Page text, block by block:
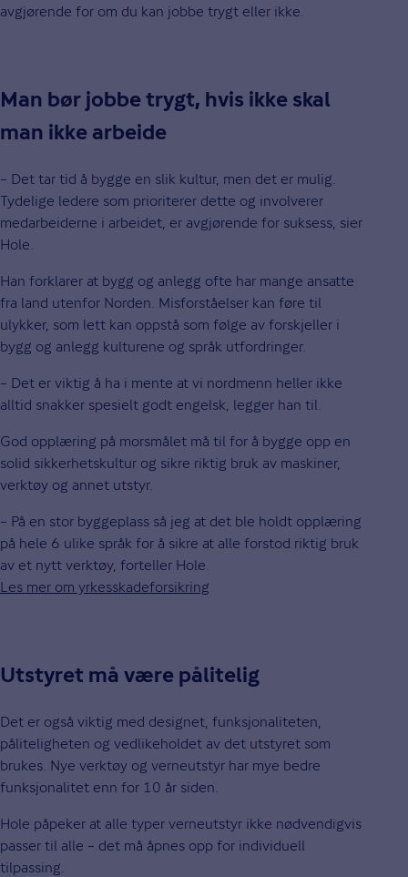
avgjørende for om du kan jobbe trygt eller ikke.
Man bør jobbe trygt, hvis ikke skal
man ikke arbeide
– Det tar tid å bygge en slik kultur, men det er mulig.
Tydelige ledere som prioriterer dette og involverer
medarbeiderne i arbeidet, er avgjørende for suksess, sier
Hole.
Han forklarer at bygg og anlegg ofte har mange ansatte
fra land utenfor Norden. Misforståelser kan føre til
ulykker, som lett kan oppstå som følge av forskjeller i
bygg og anlegg kulturene og språk utfordringer.
– Det er viktig å ha i mente at vi nordmenn heller ikke
alltid snakker spesielt godt engelsk, legger han til.
God opplæring på morsmålet må til for å bygge opp en
solid sikkerhetskultur og sikre riktig bruk av maskiner,
verktøy og annet utstyr.
– På en stor byggeplass så jeg at det ble holdt opplæring
på hele 6 ulike språk for å sikre at alle forstod riktig bruk
av et nytt verktøy, forteller Hole.
Les mer om yrkesskadeforsikring
Utstyret må være pålitelig
Det er også viktig med designet, funksjonaliteten,
påliteligheten og vedlikeholdet av det utstyret som
brukes. Nye verktøy og verneutstyr har mye bedre
funksjonalitet enn for 10 år siden.
Hole påpeker at alle typer verneutstyr ikke nødvendigvis
passer til alle – det må åpnes opp for individuell
tilpassing.